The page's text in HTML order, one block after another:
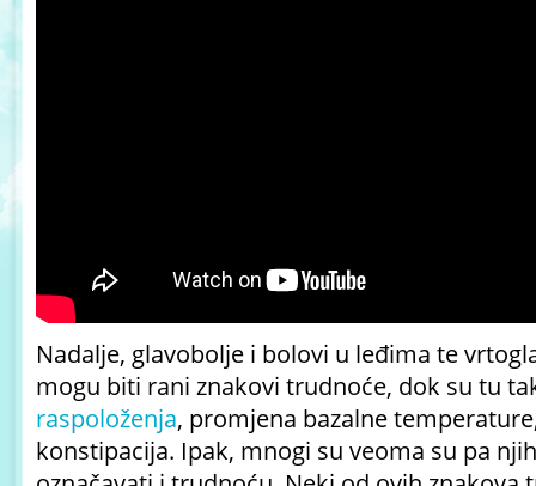
Nadalje, glavobolje i bolovi u leđima te
mogu biti rani znakovi trudnoće, dok su tu
raspoloženja, promjena bazalne
konstipacija. Ipak, mnogi su veoma su pa